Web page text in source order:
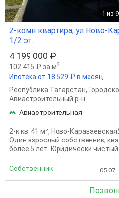
1 из 9
2-комн квартира, ул Ново-
1/2 эт.
4 199 000 ₽
102 415 ₽ за м2
Ипотека от 18 529 ₽ в месяц
Республика Татарстан,
Авиастроительный р-н
Авиастроительная
2-к кв. 41 м², Ново-
Один взрослый собственник,
более 5 лет. Юридически чистый
Собственник 05.07